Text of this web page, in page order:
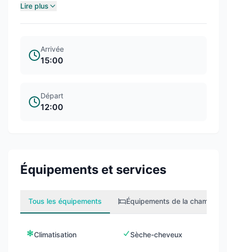
Lire plus
Arrivée
15:00
Départ
12:00
Équipements et services
Tous les équipements Équipements de la chambre
Climatisation Sèche-cheveux